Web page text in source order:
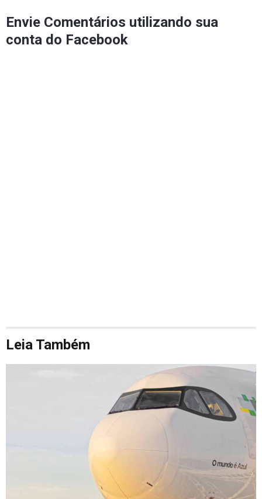
Envie Comentários utilizando sua
conta do Facebook
Leia Também